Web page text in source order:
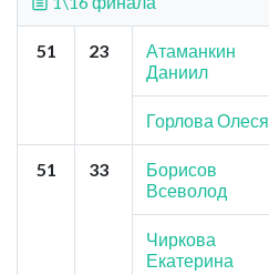
51 23
Атаманкин
Даниил
Горлова Олеся
51 33
Борисов
Всеволод
Чиркова
Екатерина